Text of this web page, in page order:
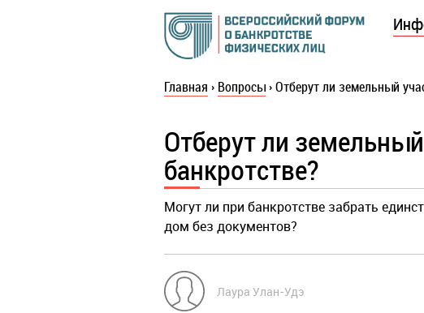
Главная › Вопросы ›Отберут ли земельный
Отберут ли
банкротстве?
Могут ли при банкротстве забрать
дом без документов?
Лаура Улан-Удэ